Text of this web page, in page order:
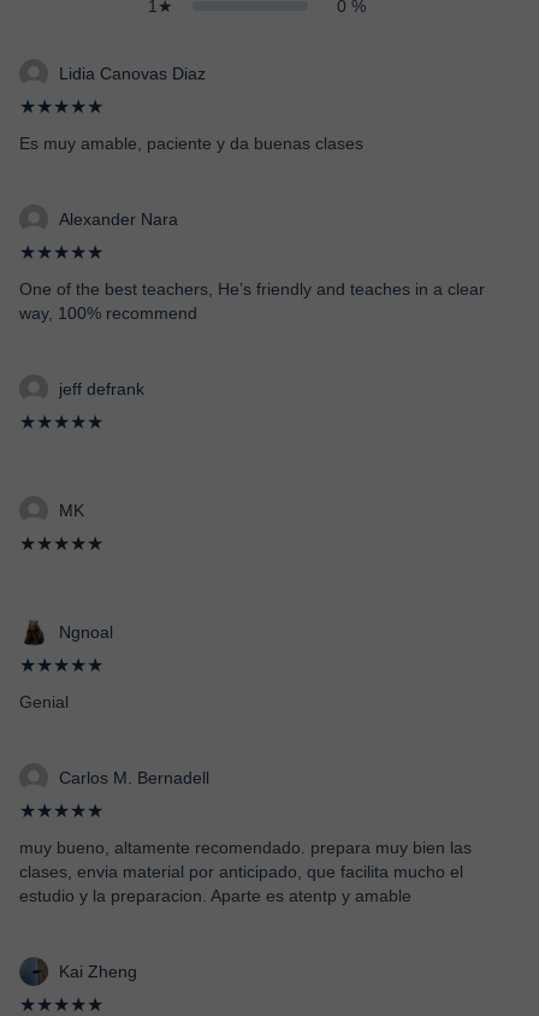
1★ 0 %
Lidia Canovas Diaz
★★★★★
Es muy amable, paciente y da buenas clases
Alexander Nara
★★★★★
One of the best teachers, He’s friendly and teaches in a clear
way, 100% recommend
jeff defrank
★★★★★
MK
★★★★★
Ngnoal
★★★★★
Genial
Carlos M. Bernadell
★★★★★
muy bueno, altamente recomendado. prepara muy bien las
clases, envia material por anticipado, que facilita mucho el
estudio y la preparacion. Aparte es atentp y amable
Kai Zheng
★★★★★